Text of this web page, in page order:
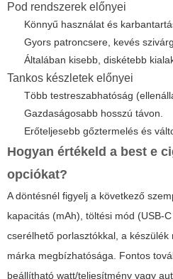
Pod rendszerek előnyei
Könnyű használat és
Gyors patroncsere, kevés
Általában kisebb, diskétebb
Tankos készletek előnyei
Több testreszabhatóság
Gazdaságosabb hosszú távon.
Erőteljesebb gőztermelés és
Hogyan értékeld a best e
opciókat?
A döntésnél figyelj a következő
kapacitás (mAh), töltési mód (USB-
cserélhető porlasztókkal, a
márka megbízhatósága. Fontos
beállítható watt/teljesítmény vagy